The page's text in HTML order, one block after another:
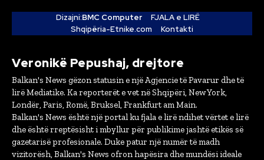
Dizajni:BMC Computer
FJALA e LIRË
Shqipëria-Etnike.com
Kontakti
Veronikë Pepushaj, drejtore
Balkan's News gëzon statusin e një Agjencie të Pavarur dhe të
lirë Mediatike. Ka reporterët e vet në Shqipëri, New York,
Londër, Paris, Romë, Bruksel, Frankfurt am Main.
Balkan's News është një portal ku fjala e lirë ndihet vërtet e lirë
dhe është rreptësisht i mbyllur për publikime jashtë etikës së
gazetarisë profesionale. Duke patur një numër të madh
vizitorësh, Balkan's News ofron hapësira dhe mundësi ideale